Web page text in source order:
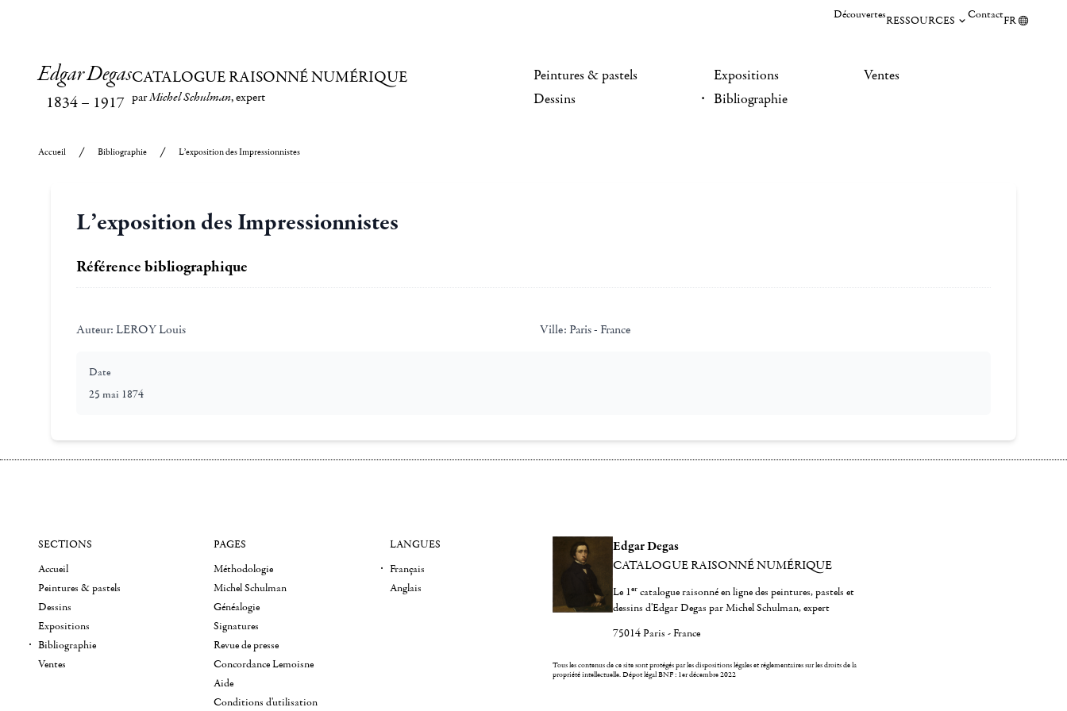
DécouvertesRESSOURCES ContactFR
Edgar Degas
1834– 1917
CATALOGUE RAISONNÉ NUMÉRIQUE
parMichel Schulman, expert
Peintures & pastels
Dessins
Expositions
Bibliographie
Ventes
Accueil Bibliographie L’exposition des Impressionnistes
L’exposition des Impressionnistes
Référence bibliographique
Auteur: LEROY Louis Ville: Paris - France
Date
25 mai 1874
Edgar Degas
CATALOGUE RAISONNÉ NUMÉRIQUE
Le 1er catalogue raisonné en ligne des peintures, pastels et
dessins d'Edgar Degas par Michel Schulman, expert
75014 Paris - France
Tous les contenus de ce site sont protégés par les dispositions légales et réglementaires sur les droits de la
propriété intellectuelle.Dépot légal BNF : 1er décembre 2022
SECTIONS
Accueil
Peintures & pastels
Dessins
Expositions
Bibliographie
Ventes
PAGES
Méthodologie
Michel Schulman
Généalogie
Signatures
Revue de presse
Concordance Lemoisne
Aide
Conditions d'utilisation
LANGUES
Français
Anglais